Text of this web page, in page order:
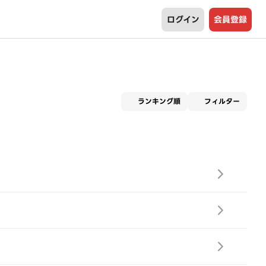
ログイン 会員登録
ランキング順 フィルター